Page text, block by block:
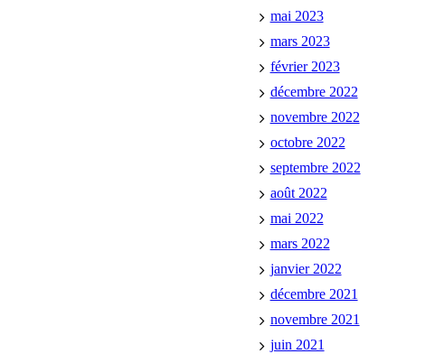
mai 2023
mars 2023
février 2023
décembre 2022
novembre 2022
octobre 2022
septembre 2022
août 2022
mai 2022
mars 2022
janvier 2022
décembre 2021
novembre 2021
juin 2021